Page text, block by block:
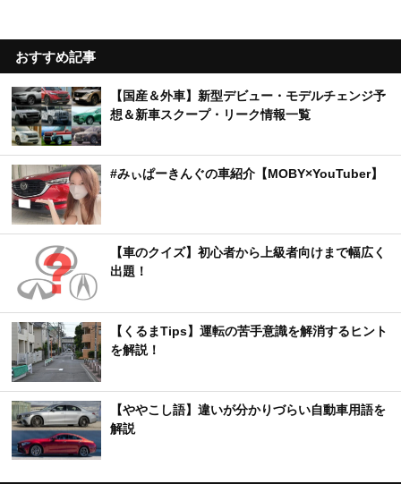
おすすめ記事
【国産＆外車】新型デビュー・モデルチェンジ予
想＆新車スクープ・リーク情報一覧
#みぃぱーきんぐの車紹介【MOBY×YouTuber】
【車のクイズ】初心者から上級者向けまで幅広く
出題！
【くるまTips】運転の苦手意識を解消するヒント
を解説！
【ややこし語】違いが分かりづらい自動車用語を
解説